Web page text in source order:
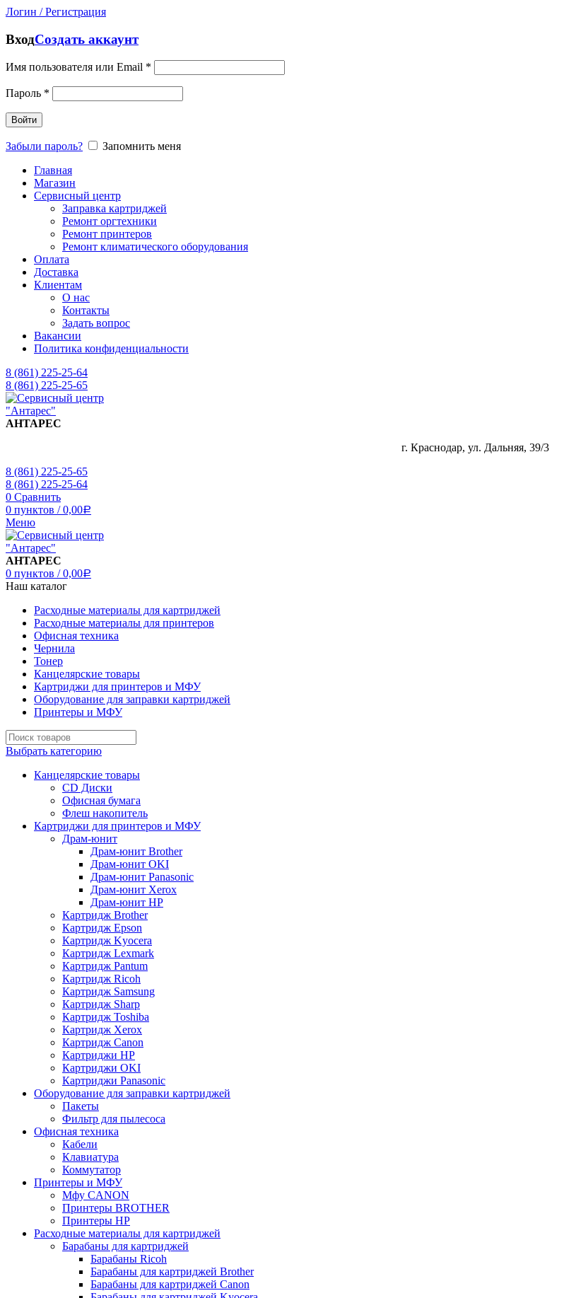
Логин / Регистрация
ВходСоздать аккаунт
Имя пользователя или Email *
Пароль *
Войти
Забыли пароль?
Запомнить меня
Главная
Магазин
Сервисный центр
Заправка картриджей
Ремонт оргтехники
Ремонт принтеров
Ремонт климатического оборудования
Оплата
Доставка
Клиентам
О нас
Контакты
Задать вопрос
Вакансии
Политика конфиденциальности
8 (861) 225-25-64
8 (861) 225-25-65
АНТАРЕС
г. Краснодар, ул. Дальняя, 39/3
8 (861) 225-25-65
8 (861) 225-25-64
0 Сравнить
0 пунктов / 0,00Р
Меню
АНТАРЕС
0 пунктов / 0,00Р
Наш каталог
Расходные материалы для картриджей
Расходные материалы для принтеров
Офисная техника
Чернила
Тонер
Канцелярские товары
Картриджи для принтеров и МФУ
Оборудование для заправки картриджей
Принтеры и МФУ
Выбрать категорию
Канцелярские товары
CD Диски
Офисная бумага
Флеш накопитель
Картриджи для принтеров и МФУ
Драм-юнит
Драм-юнит Brother
Драм-юнит OKI
Драм-юнит Panasonic
Драм-юнит Xerox
Драм-юнит НР
Картридж Brother
Картридж Epson
Картридж Kyocera
Картридж Lexmark
Картридж Pantum
Картридж Ricoh
Картридж Samsung
Картридж Sharp
Картридж Toshiba
Картридж Xerox
Картридж Сanon
Картриджи HP
Картриджи OKI
Картриджи Panasonic
Оборудование для заправки картриджей
Пакеты
Фильтр для пылесоса
Офисная техника
Кабели
Клавиатура
Коммутатор
Принтеры и МФУ
Мфу CANON
Принтеры BROTHER
Принтеры HP
Расходные материалы для картриджей
Барабаны для картриджей
Барабаны Ricoh
Барабаны для картриджей Brother
Барабаны для картриджей Canon